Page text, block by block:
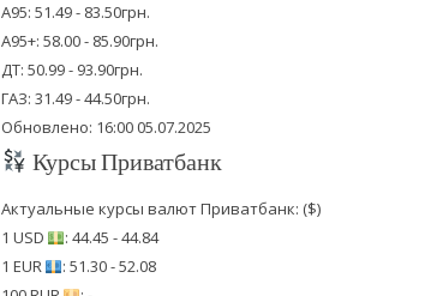
А95: 51.49 - 83.50грн.
А95+: 58.00 - 85.90грн.
ДТ: 50.99 - 93.90грн.
ГАЗ: 31.49 - 44.50грн.
Обновлено: 16:00 05.07.2025
Курсы Приватбанк
Актуальные курсы валют Приватбанк: ($)
1 USD
: 44.45 - 44.84
1 EUR
: 51.30 - 52.08